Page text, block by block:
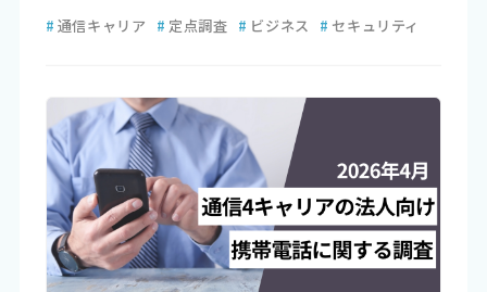
# 通信キャリア # 定点調査 # ビジネス # セキュリティ